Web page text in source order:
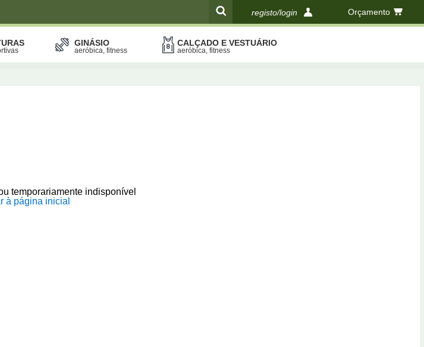
registo/login Orçamento
GINÁSIO
aeróbica, fitness
CALÇADO E VESTUÁRIO
aeróbica, fitness
temporariamente indisponível
à página inicial